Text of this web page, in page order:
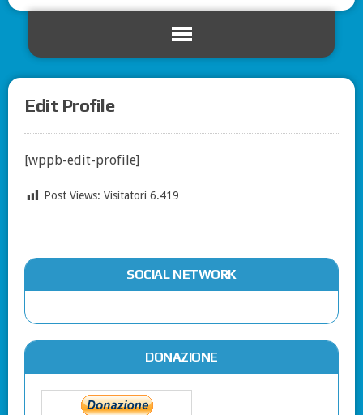
Edit Profile
[wppb-edit-profile]
Post Views: Visitatori 6.419
SOCIAL NETWORK
DONAZIONE